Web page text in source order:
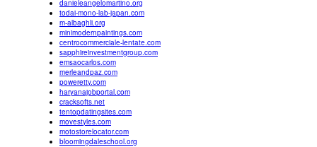
danieleangelomartino.org
todai-mono-lab-japan.com
m-albaghli.org
minimodernpaintings.com
centrocommerciale-lentate.com
sapphireinvestmentgroup.com
emsaocarlos.com
merleandpaz.com
poweretty.com
haryanajobportal.com
cracksofts.net
tentopdatingsites.com
movestyles.com
motostorelocator.com
bloomingdaleschool.org